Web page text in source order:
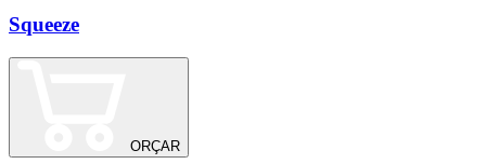
Squeeze
ORÇAR